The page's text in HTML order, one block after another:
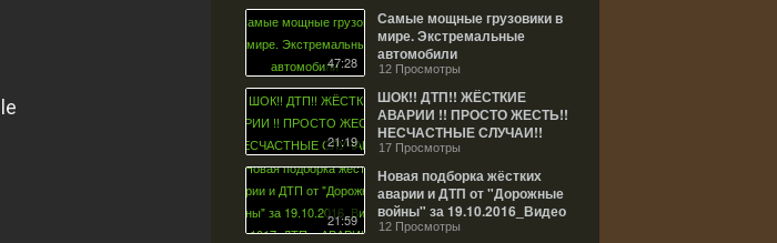
47:28
Самые мощные грузовики в
мире. Экстремальные
автомобили
12 Просмотры
21:19
ШОК!! ДТП!! ЖЁСТКИЕ
АВАРИИ !! ПРОСТО ЖЕСТЬ!!
НЕСЧАСТНЫЕ СЛУЧАИ!!
17 Просмотры
21:59
Новая подборка жёстких
аварии и ДТП от "Дорожные
войны" за 19.10.2016_Видео
№1017. ДТП и АВАРИИ!
12 Просмотры